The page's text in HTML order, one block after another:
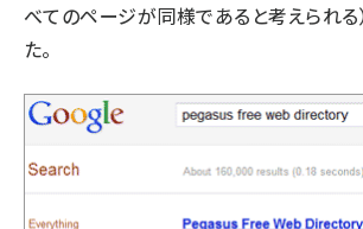
べてのページが同様であると考えられる
た。